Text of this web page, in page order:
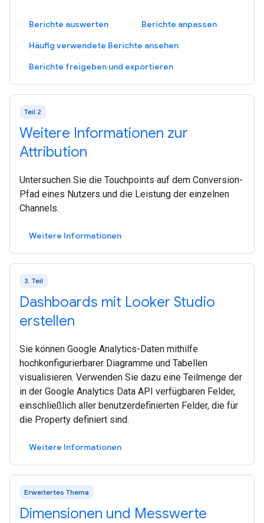
Berichte auswerten
Berichte anpassen
Häufig verwendete Berichte ansehen
Berichte freigeben und exportieren
Teil 2
Weitere Informationen zur
Attribution
Untersuchen Sie die Touchpoints auf dem Conversion-
Pfad eines Nutzers und die Leistung der einzelnen
Channels.
Weitere Informationen
3. Teil
Dashboards mit Looker Studio
erstellen
Sie können Google Analytics-Daten mithilfe
hochkonfigurierbarer Diagramme und Tabellen
visualisieren. Verwenden Sie dazu eine Teilmenge der
in der Google Analytics Data API verfügbaren Felder,
einschließlich aller benutzerdefinierten Felder, die für
die Property definiert sind.
Weitere Informationen
Erweitertes Thema
Dimensionen und Messwerte